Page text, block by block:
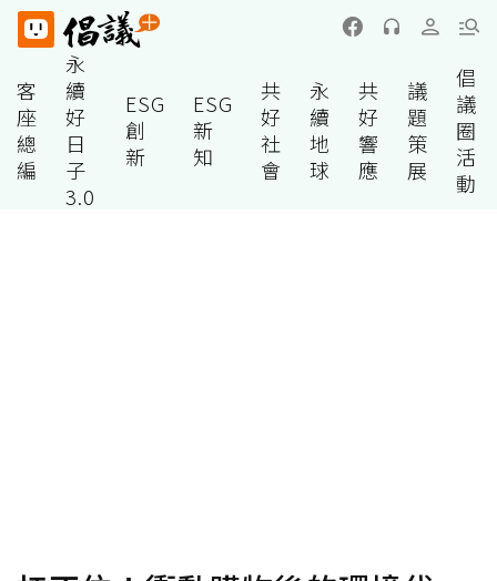
客
座
總
編
永
續
好
日
子
3.0
ESG
創
新
ESG
新
知
共
好
社
會
永
續
地
球
共
好
響
應
議
題
策
展
倡
議
圈
活
動